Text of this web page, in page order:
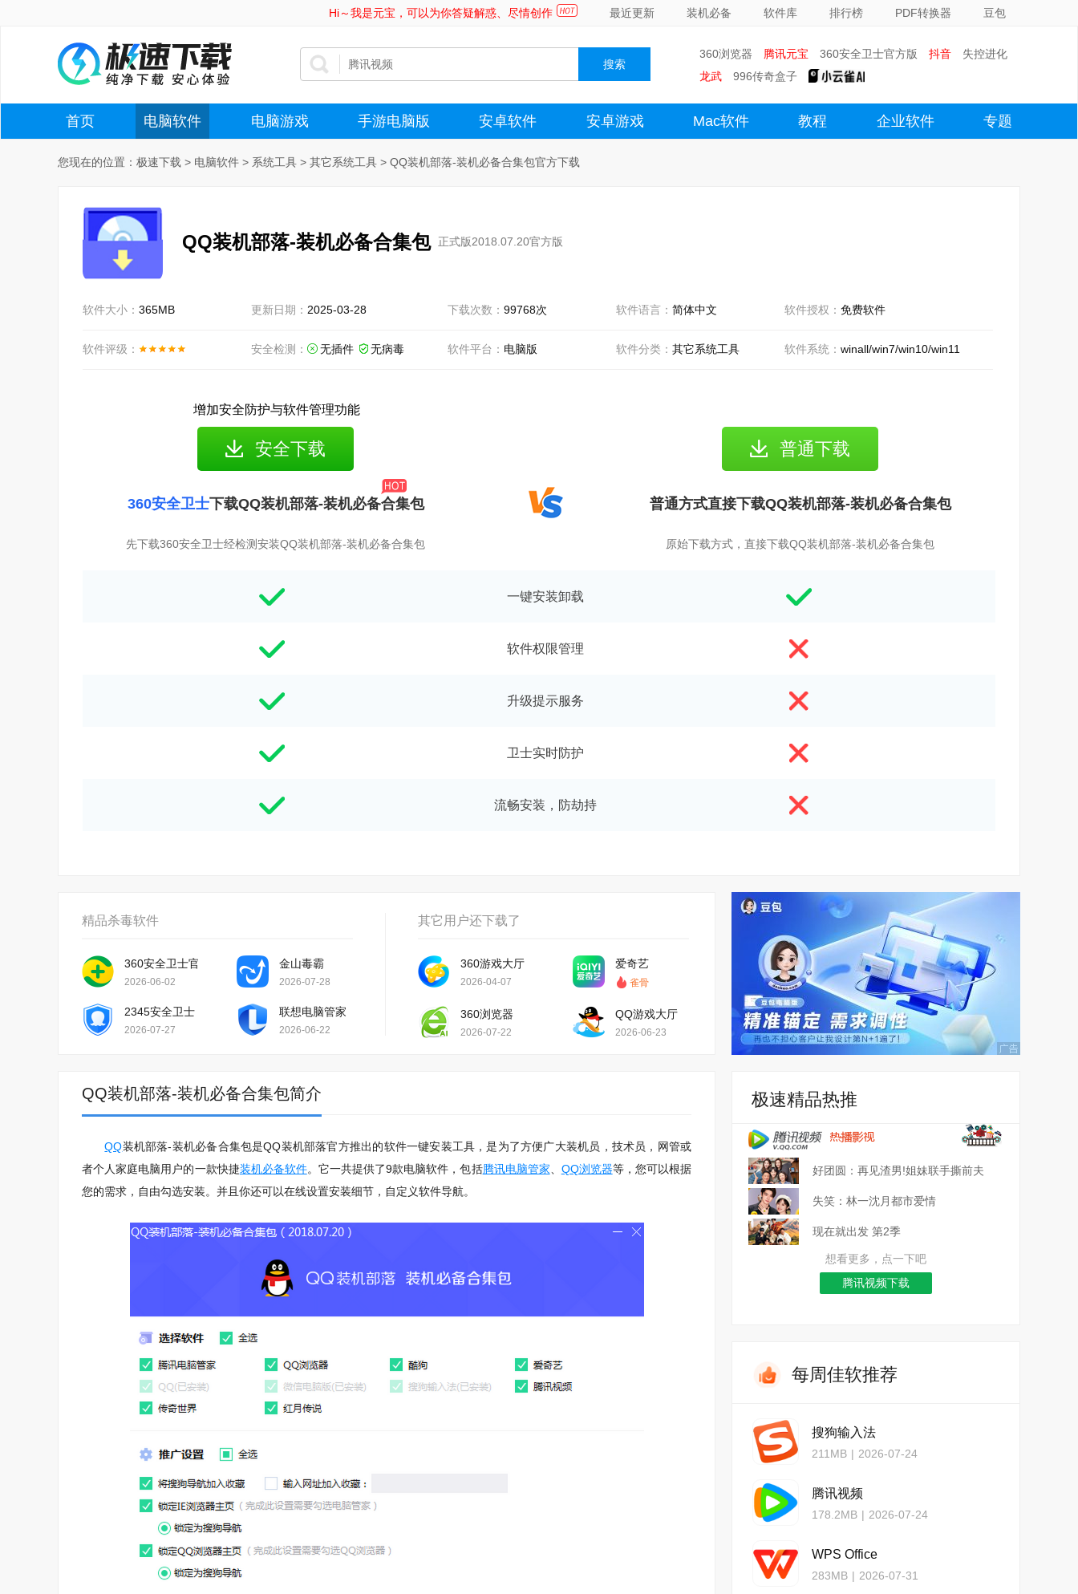
Hi～我是元宝，可以为你答疑解惑、尽情创作 最近更新 装机必备 软件库 排行榜 PDF转换器 豆包
360浏览器 腾讯元宝 360安全卫士官方版 抖音
失控进化
龙武
996传奇盒子
首页 电脑软件 电脑游戏 手游电脑版 安卓软件 安卓游戏 Mac软件 教程 企业软件 专题
您现在的位置： 极速下载 > 电脑软件 > 系统工具 > 其它系统工具 > QQ装机部落-装机必备合集包官方下载
QQ装机部落-装机必备合集包 正式版2018.07.20官方版
软件大小： 365MB 更新日期： 2025-03-28 下载次数： 99768次 软件语言： 简体中文 软件授权： 免费软件
软件评级： 安全检测： 无插件 无病毒 软件平台： 电脑版 软件分类： 其它系统工具 软件系统： winall/win7/win10/win11
增加安全防护与软件管理功能
安全下载
360安全卫士下载QQ装机部落-装机必备合集包
先下载360安全卫士经检测安装QQ装机部落-装机必备合集包
普通下载
普通方式直接下载QQ装机部落-装机必备合集包
原始下载方式，直接下载QQ装机部落-装机必备合集包
一键安装卸载
软件权限管理
升级提示服务
卫士实时防护
流畅安装，防劫持
精品杀毒软件
360安全卫士官方版
2026-06-02
金山毒霸
2026-07-28
2345安全卫士
2026-07-27
联想电脑管家
2026-06-22
其它用户还下载了
360游戏大厅
2026-04-07
爱奇艺
雀骨
360浏览器
2026-07-22
QQ游戏大厅
2026-06-23
QQ装机部落-装机必备合集包简介
QQ装机部落-装机必备合集包是QQ装机部落官方推出的软件一键安装工具，是为了方便广大装机员，技术员，网管或
者个人家庭电脑用户的一款快捷装机必备软件。它一共提供了9款电脑软件，包括腾讯电脑管家 QQ浏览器等，您可以根据
您的需求，自由勾选安装。并且你还可以在线设置安装细节，自定义软件导航。
极速精品热推
好团圆：再见渣男!姐妹联手撕前夫
失笑：林一沈月都市爱情
现在就出发 第2季
想看更多，点一下吧
腾讯视频下载
每周佳软推荐
搜狗输入法
211MB | 2026-07-24
腾讯视频
178.2MB | 2026-07-24
WPS Office
283MB | 2026-07-31